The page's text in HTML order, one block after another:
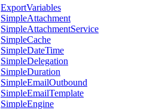
ExportVariables
SimpleAttachment
SimpleAttachmentService
SimpleCache
SimpleDateTime
SimpleDelegation
SimpleDuration
SimpleEmailOutbound
SimpleEmailTemplate
SimpleEngine